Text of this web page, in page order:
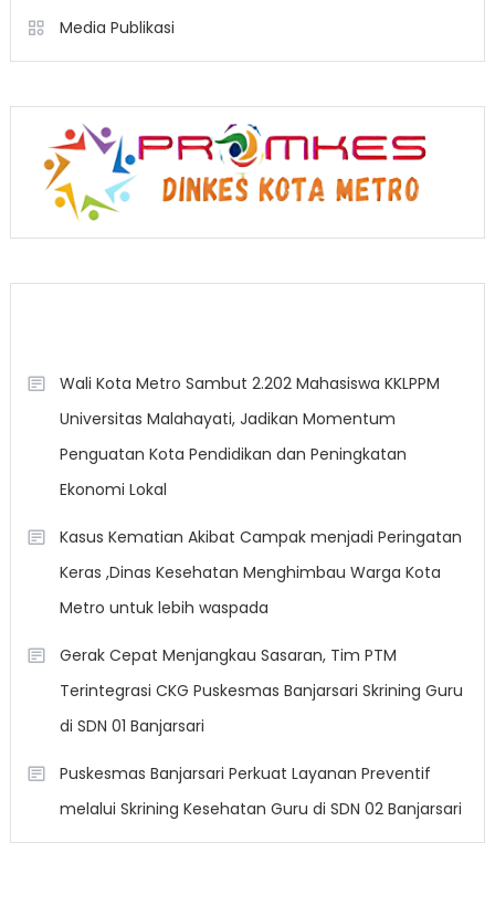
Media Publikasi
Wali Kota Metro Sambut 2.202 Mahasiswa KKLPPM
Universitas Malahayati, Jadikan Momentum
Penguatan Kota Pendidikan dan Peningkatan
Ekonomi Lokal
Kasus Kematian Akibat Campak menjadi Peringatan
Keras ,Dinas Kesehatan Menghimbau Warga Kota
Metro untuk lebih waspada
Gerak Cepat Menjangkau Sasaran, Tim PTM
Terintegrasi CKG Puskesmas Banjarsari Skrining Guru
di SDN 01 Banjarsari
Puskesmas Banjarsari Perkuat Layanan Preventif
melalui Skrining Kesehatan Guru di SDN 02 Banjarsari